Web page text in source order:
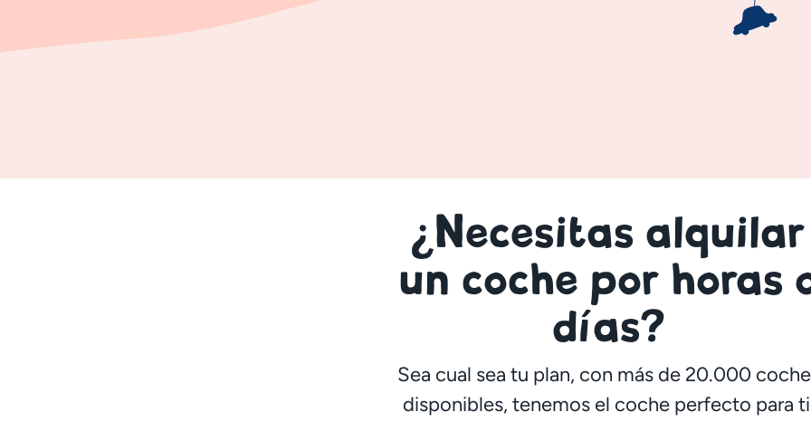
¿Necesitas alquilar
un coche por horas
días?
Sea cual sea tu plan, con más de 20.000
disponibles, tenemos el coche perfecto para